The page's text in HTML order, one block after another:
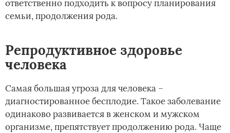
ответственно подходить к вопросу планирования
семьи, продолжения рода.
Репродуктивное здоровье
человека
Самая большая угроза для человека –
диагностированное бесплодие. Такое заболевание
одинаково развивается в женском и мужском
организме, препятствует продолжению рода. Чаще